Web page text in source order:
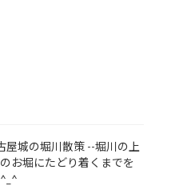
屋城の堀川散策 --堀川の上
お堀にたどり着くまでを